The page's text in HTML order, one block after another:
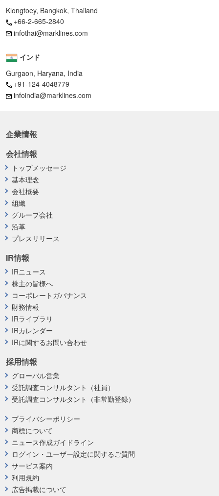
Klongtoey, Bangkok, Thailand
+66-2-665-2840
infothai@marklines.com
インド
Gurgaon, Haryana, India
+91-124-4048779
infoindia@marklines.com
企業情報
プライバシーポリシー
商標について
ニュース作成ガイドライン
ログイン・ユーザー設定に関するご質問
サービス案内
利用規約
広告掲載について
採用情報
グローバル営業
受託調査コンサルタント（社員）
受託調査コンサルタント（非常勤登録）
会社情報
トップメッセージ
基本理念
会社概要
組織
グループ会社
沿革
プレスリリース
IR情報
IRニュース
株主の皆様へ
コーポレートガバナンス
財務情報
IRライブラリ
IRカレンダー
IRに関するお問い合わせ